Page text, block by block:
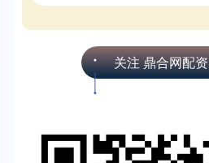
关注 鼎合网配资